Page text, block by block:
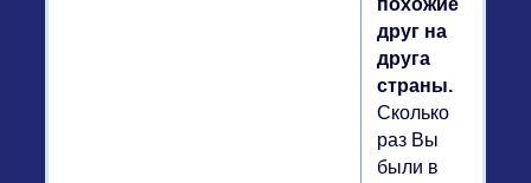
похожие
друг на
друга
страны.
Сколько
раз Вы
были в